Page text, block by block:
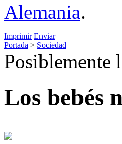
Alemania.
Imprimir Enviar
Portada > Sociedad
Posiblemente
Los bebés